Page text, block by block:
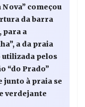
começou
da barra
para a
a da praia
utilizada pelos
“do Prado”
junto à praia se
verdejante